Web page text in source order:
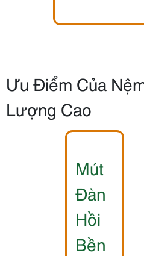
Ưu Điểm Của
Lượng Cao
Mút
Đàn
Hồi
Bền